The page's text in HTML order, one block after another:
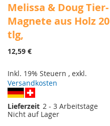
Melissa & Doug Tier-
Magnete aus Holz 20
tlg,
12,59 €
Inkl. 19% Steuern , exkl.
Versandkosten
Lieferzeit 2 - 3 Arbeitstage
Nicht auf Lager